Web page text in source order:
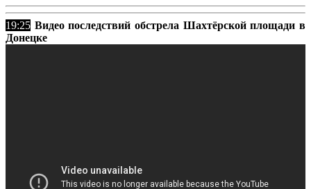
19:25 Видео последствий обстрела Шахтёрской площади в
Донецке